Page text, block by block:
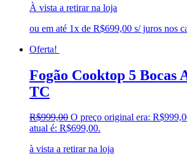
Doripel(0)
Electrolux(0)
Esmaltec
Estofados Leppos(0)
Estofados solar
Fogatti(0)
Gama(0)
À vista a retirar na loja
ou em até 1x de R$699,00 s/ juros nos
Oferta!
Fogão Cooktop 5 Bocas
TC
R$999,00 O preço original era:
atual é: R$699,00.
à vista a retirar na loja